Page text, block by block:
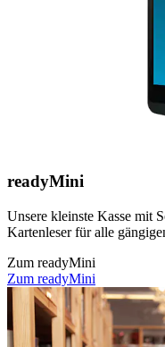
readyMini
Unsere kleinste Kasse mit
Kartenleser für alle
Zum readyMini
Zum readyMini